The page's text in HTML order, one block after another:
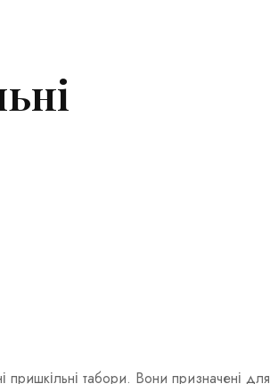
пришкільні табори. Вони призначені для